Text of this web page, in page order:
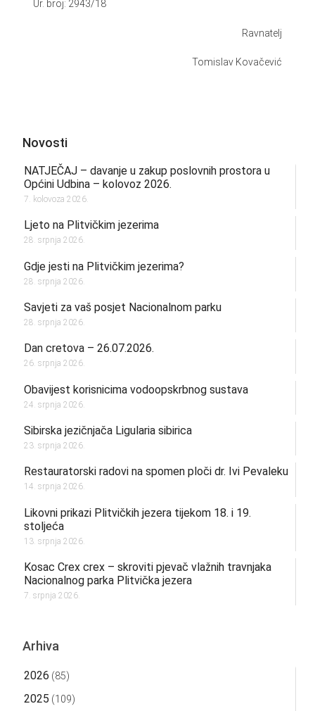
Ur. broj: 2943/18
Ravnatelj
Tomislav Kovačević
Novosti
NATJEČAJ – davanje u zakup poslovnih prostora u
Općini Udbina – kolovoz 2026.
7. kolovoza 2026.
Ljeto na Plitvičkim jezerima
28. srpnja 2026.
Gdje jesti na Plitvičkim jezerima?
28. srpnja 2026.
Savjeti za vaš posjet Nacionalnom parku
28. srpnja 2026.
Dan cretova – 26.07.2026.
26. srpnja 2026.
Obavijest korisnicima vodoopskrbnog sustava
24. srpnja 2026.
Sibirska jezičnjača Ligularia sibirica
23. srpnja 2026.
Restauratorski radovi na spomen ploči dr. Ivi Pevaleku
14. srpnja 2026.
Likovni prikazi Plitvičkih jezera tijekom 18. i 19.
stoljeća
13. srpnja 2026.
Kosac Crex crex – skroviti pjevač vlažnih travnjaka
Nacionalnog parka Plitvička jezera
7. srpnja 2026.
Arhiva
2026 (85)
2025 (109)